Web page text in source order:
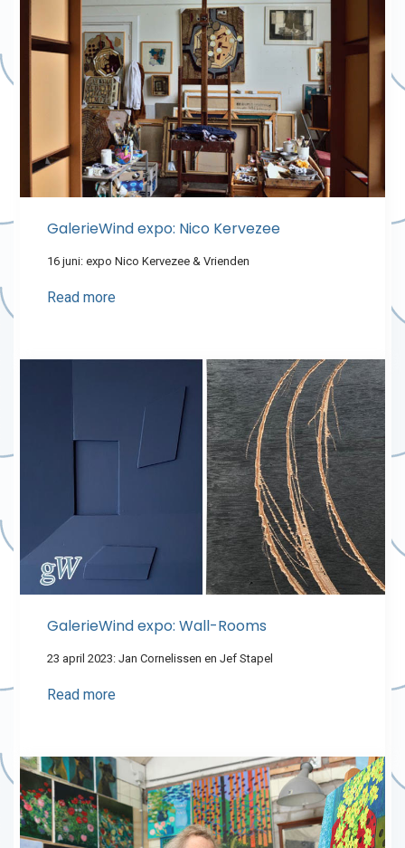
GalerieWind expo: Nico Kervezee
16 juni: expo Nico Kervezee & Vrienden
Read more
GalerieWind expo: Wall-Rooms
23 april 2023: Jan Cornelissen en Jef Stapel
Read more